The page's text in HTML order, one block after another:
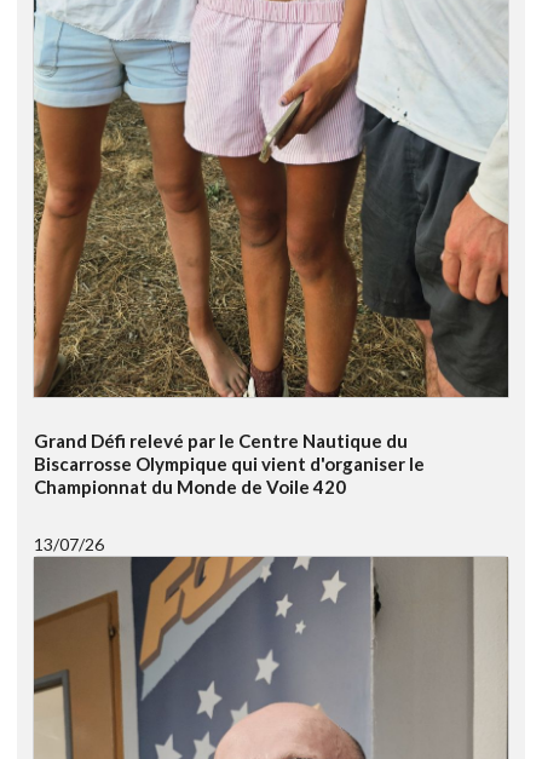
Grand Défi relevé par le Centre Nautique du
Biscarrosse Olympique qui vient d'organiser le
Championnat du Monde de Voile 420
13/07/26